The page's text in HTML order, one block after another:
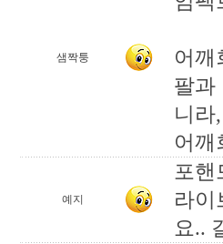
샘짝퉁
어깨
팔과
니라,
어깨
예지
포
라이
요..